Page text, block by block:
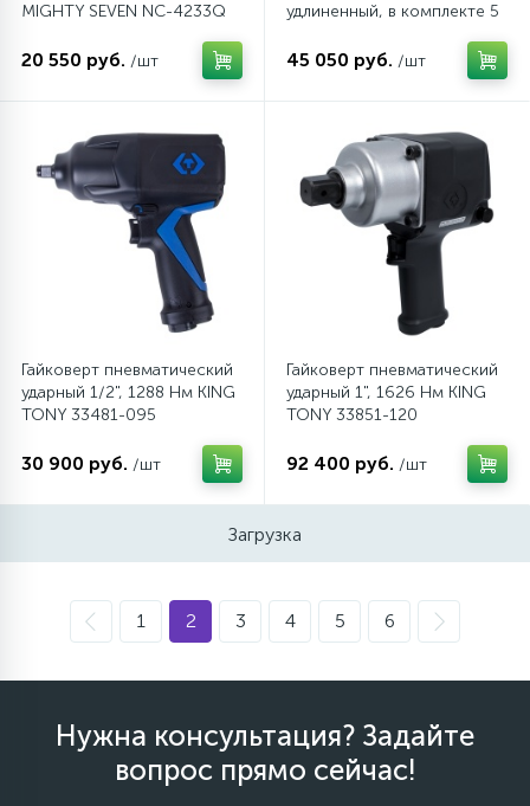
MIGHTY SEVEN NC-4233Q
20 550 руб. /шт
удлиненный, в комплекте 5
SEVEN PNC-8343-8
45 050 руб. /шт
Гайковерт пневматический
ударный 1/2", 1288 Нм KING
TONY 33481-095
30 900 руб. /шт
Гайковерт пневматический
ударный 1", 1626 Нм KING
TONY 33851-120
92 400 руб. /шт
Загрузка
1 2 3 4 5 6
Нужна консультация? Задайте
вопрос прямо сейчас!